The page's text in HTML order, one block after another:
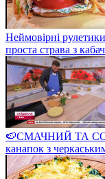
Неймовірні
проста страва з
🍉СМАЧНИЙ ТА
канапок з